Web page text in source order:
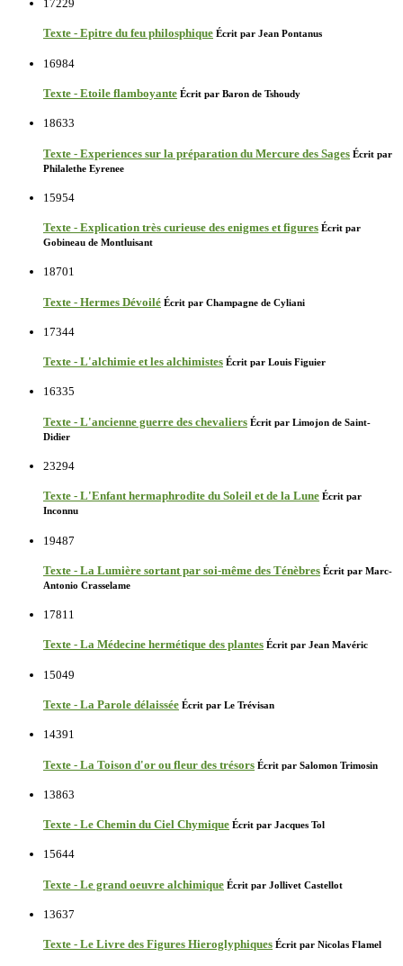
17229
Texte - Epitre du feu philosphique Écrit par Jean Pontanus
16984
Texte - Etoile flamboyante Écrit par Baron de Tshoudy
18633
Texte - Experiences sur la préparation du Mercure des Sages Écrit par
Philalethe Eyrenee
15954
Texte - Explication très curieuse des enigmes et figures Écrit par
Gobineau de Montluisant
18701
Texte - Hermes Dévoilé Écrit par Champagne de Cyliani
17344
Texte - L'alchimie et les alchimistes Écrit par Louis Figuier
16335
Texte - L'ancienne guerre des chevaliers Écrit par Limojon de Saint-
Didier
23294
Texte - L'Enfant hermaphrodite du Soleil et de la Lune Écrit par
Inconnu
19487
Texte - La Lumière sortant par soi-même des Ténèbres Écrit par Marc-
Antonio Crasselame
17811
Texte - La Médecine hermétique des plantes Écrit par Jean Mavéric
15049
Texte - La Parole délaissée Écrit par Le Trévisan
14391
Texte - La Toison d'or ou fleur des trésors Écrit par Salomon Trimosin
13863
Texte - Le Chemin du Ciel Chymique Écrit par Jacques Tol
15644
Texte - Le grand oeuvre alchimique Écrit par Jollivet Castellot
13637
Texte - Le Livre des Figures Hieroglyphiques Écrit par Nicolas Flamel